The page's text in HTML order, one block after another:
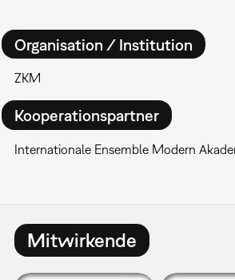
Organisation / Institution
ZKM
Kooperationspartner
Internationale Ensemble Modern
Mitwirkende